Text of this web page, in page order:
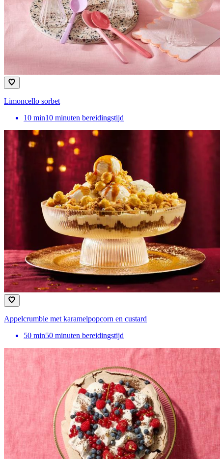
Limoncello sorbet
10 min10 minuten bereidingstijd
Appelcrumble met karamelpopcorn en custard
50 min50 minuten bereidingstijd